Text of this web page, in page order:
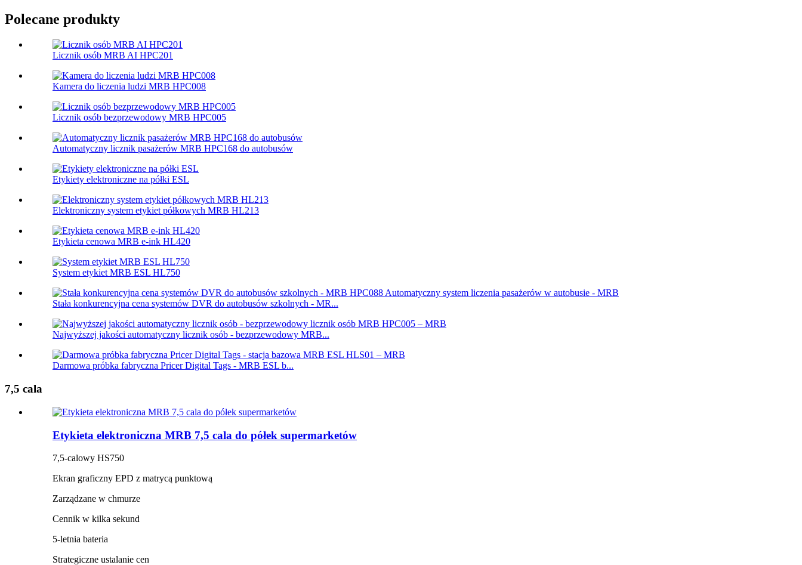
Polecane produkty
Licznik osób MRB AI HPC201
Kamera do liczenia ludzi MRB HPC008
Licznik osób bezprzewodowy MRB HPC005
Automatyczny licznik pasażerów MRB HPC168 do autobusów
Etykiety elektroniczne na półki ESL
Elektroniczny system etykiet półkowych MRB HL213
Etykieta cenowa MRB e-ink HL420
System etykiet MRB ESL HL750
Stała konkurencyjna cena systemów DVR do autobusów szkolnych - MR...
Najwyższej jakości automatyczny licznik osób - bezprzewodowy MRB...
Darmowa próbka fabryczna Pricer Digital Tags - MRB ESL b...
7,5 cala
Etykieta elektroniczna MRB 7,5 cala do półek supermarketów
7,5-calowy HS750
Ekran graficzny EPD z matrycą punktową
Zarządzane w chmurze
Cennik w kilka sekund
5-letnia bateria
Strategiczne ustalanie cen